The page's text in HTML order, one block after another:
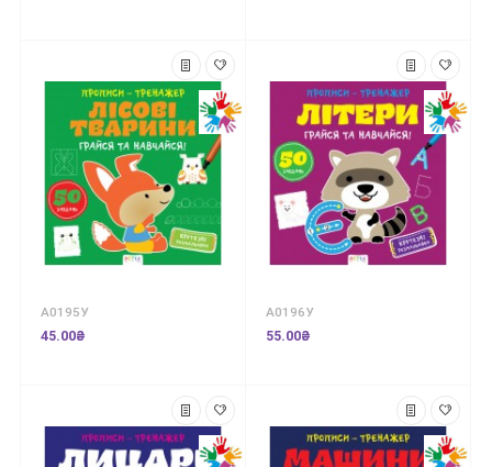
А0195У
45.00₴
А0196У
55.00₴